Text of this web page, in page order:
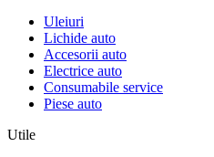
Uleiuri
Lichide auto
Accesorii auto
Electrice auto
Consumabile service
Piese auto
Utile